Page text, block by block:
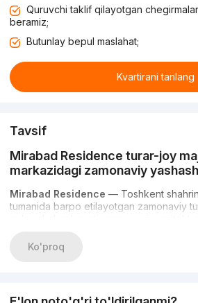
Quruvchi taklif qilayotgan
beramiz;
Butunlay bepul maslahat;
Kvartirani tanlang
Tavsif
Mirabad Residence turar-joy
markazidagi zamonaviy
Mirabad Residence — Toshkent
tumanida barpo etilayotgan zamonaviy
hayot tarzini qadrlaydigan oilalar, yosh
ko‘chmas mulkka investitsiya qilishni
Majmua nafaqat yashash uchun uy, balki
Ko'proq